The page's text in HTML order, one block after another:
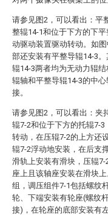
请参见图2，可以看出：平
整辊14-1和位于下方的下
动驱动装置驱动转动。如
部还安装有平整导辊14-3
辊14-3两者均为无动力辊
辊轴和平整导辊14-3的中
接。
请参见图2，可以看出：夹
辊7-2和位于下方的托辊7-
转动，在压辊7-2的上方还
辊7-2浮动地安装，在后支
滑轨上安装有滑块，压辊
座上且该轴座安装在滑块
组，调压组件7-1包括螺纹
轮、下端安装有轮座(螺纹
接)，在轮座的底部安装有